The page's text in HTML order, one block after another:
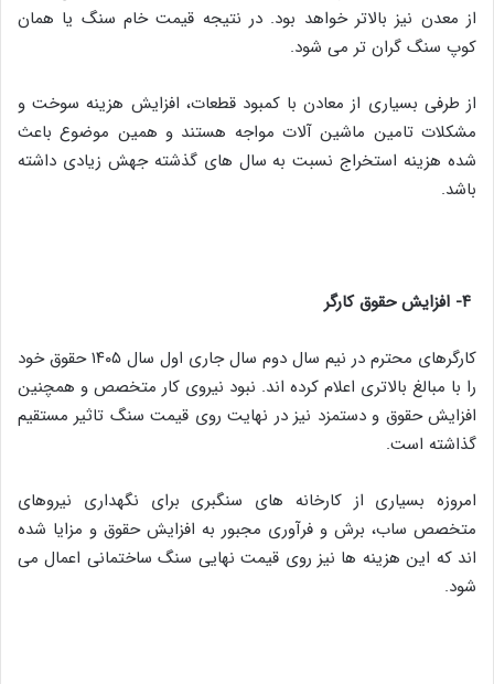
از معدن نیز بالاتر خواهد بود. در نتیجه قیمت خام سنگ یا همان
کوپ سنگ گران تر می شود.
از طرفی بسیاری از معادن با کمبود قطعات، افزایش هزینه سوخت و
مشکلات تامین ماشین آلات مواجه هستند و همین موضوع باعث
شده هزینه استخراج نسبت به سال های گذشته جهش زیادی داشته
باشد.
کارگرهای محترم در نیم سال دوم سال جاری اول سال ۱۴۰۵ حقوق خود
را با مبالغ بالاتری اعلام کرده اند. نبود نیروی کار متخصص و همچنین
افزایش حقوق و دستمزد نیز در نهایت روی قیمت سنگ تاثیر مستقیم
گذاشته است.
امروزه بسیاری از کارخانه های سنگبری برای نگهداری نیروهای
متخصص ساب، برش و فرآوری مجبور به افزایش حقوق و مزایا شده
اند که این هزینه ها نیز روی قیمت نهایی سنگ ساختمانی اعمال می
شود.